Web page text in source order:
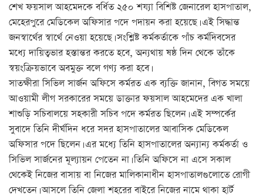
শেখ ফয়সাল আহমেদকে বর্ধিত ২৫০ শয্যা বিশিষ্ট জেনারেল হাসপাতাল,
মেহেরপুরে মেডিকেল অফিসার পদে পদায়ন করা হয়েছে। এই সিদ্ধান্ত
জনস্বার্থের স্বার্থে নেওয়া হয়েছে। সংশ্লিষ্ট কর্মকর্তাকে পাঁচ কর্মদিবসের
মধ্যে দায়িত্বভার হস্তান্তর করতে হবে, অন্যথায় ষষ্ঠ দিন থেকে তাঁকে
স্বয়ংক্রিয়ভাবে অবমুক্ত বলে গণ্য করা হবে।
সাতক্ষীরা সিভিল সার্জন অফিসে কর্মরত এক ব্যক্তি জানান, বিগত সময়ে
আওয়ামী লীগ সরকারের সময়ে ডাক্তার ফয়সাল আহমেদের এক খালা
শাশুড়ি সচিবালয়ে সহকারী সচিব পদে কর্মরত ছিলেন। এই সম্পর্কের
সুবাদে তিনি দীর্ঘদিন ধরে সদর হাসপাতালের আবাসিক মেডিকেল
অফিসার পদে ছিলেন। এর মধ্যে তিনি হাসপাতালের অন্যান্য কর্মকর্তা ও
সিভিল সার্জনের মূল্যায়ন পেতেন না। তিনি অফিসে না এসে সকাল
থেকেই নিজের বাসায় বা নিজের মালিকানাধীন হাসপাতালগুলোতে রোগী
দেখতেন। আসলে তিনি জেলা শহরের বাইরে নিজের নামে থাকা হার্ট